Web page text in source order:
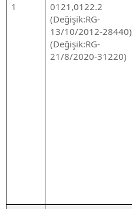
1
0121,0122.2
(Değişik:RG-
13/10/2012-28440)
(Değişik:RG-
21/8/2020-31220)